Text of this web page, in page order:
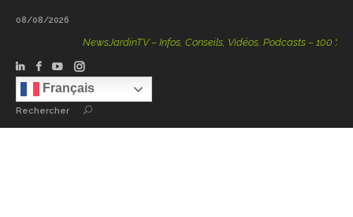
08/08/2026
NewsJardinTV – Infos, Conseils, Vidéos, Podcasts – 100 % Nature
Français
Rechercher